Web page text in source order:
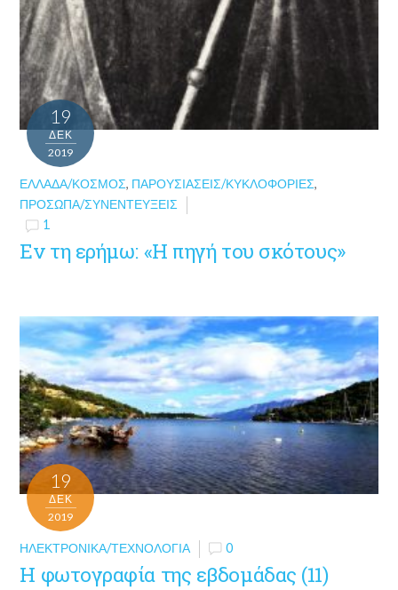
19
ΔΕΚ
2019
ΕΛΛΆΔΑ/ΚΌΣΜΟΣ, ΠΑΡΟΥΣΙΆΣΕΙΣ/ΚΥΚΛΟΦΟΡΊΕΣ,
ΠΡΌΣΩΠΑ/ΣΥΝΕΝΤΕΎΞΕΙΣ
1
Εν τη ερήμω: «Η πηγή του σκότους»
19
ΔΕΚ
2019
ΗΛΕΚΤΡΟΝΙΚΆ/ΤΕΧΝΟΛΟΓΊΑ 0
Η φωτογραφία της εβδομάδας (11)